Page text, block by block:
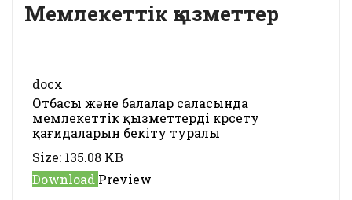
Мемлекеттік қызметтер
docx
Отбасы және балалар саласында
мемлекеттік қызметтерді көрсету
қағидаларын бекіту туралы
Size: 135.08 KB
Download Preview